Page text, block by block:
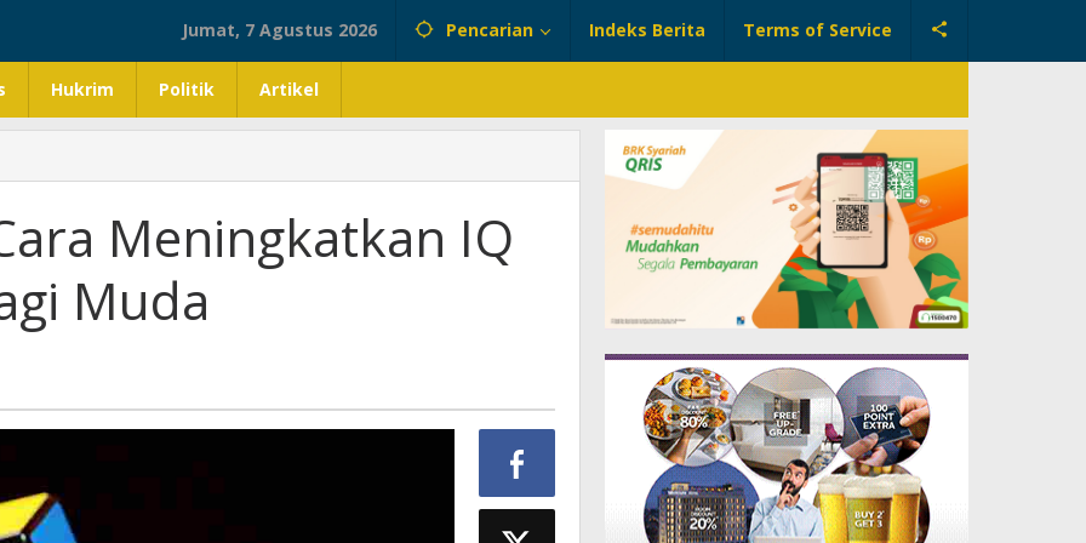
Jumat, 7 Agustus 2026 Pencarian Indeks Berita Terms of Service
Hukrim Politik Artikel
Meningkatkan IQ
Muda